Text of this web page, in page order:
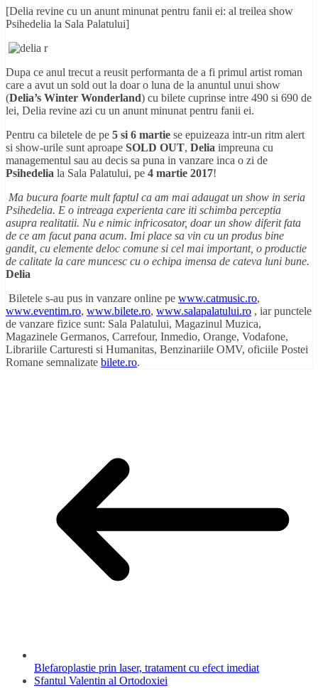
[Delia revine cu un anunt minunat pentru fanii ei: al treilea show
Psihedelia la Sala Palatului]
Dupa ce anul trecut a reusit performanta de a fi primul artist roman
care a avut un sold out la doar o luna de la anuntul unui show
(Delia’s Winter Wonderland) cu bilete cuprinse intre 490 si 690 de
lei, Delia revine azi cu un anunt minunat pentru fanii ei.
Pentru ca biletele de pe 5 si 6 martie se epuizeaza intr-un ritm alert
si show-urile sunt aproape SOLD OUT, Delia impreuna cu
managementul sau au decis sa puna in vanzare inca o zi de
Psihedelia la Sala Palatului, pe 4 martie 2017!
Ma bucura foarte mult faptul ca am mai adaugat un show in seria
Psihedelia. E o intreaga experienta care iti schimba perceptia
asupra realitatii. Nu e nimic infricosator, doar un show diferit fata
de ce am facut pana acum. Imi place sa vin cu un produs bine
gandit, cu elemente deloc comune si cel mai important, o productie
de calitate la care muncesc cu o echipa imensa de cateva luni bune.
Delia
Biletele s-au pus in vanzare online pe www.catmusic.ro,
www.eventim.ro, www.bilete.ro, www.salapalatului.ro , iar punctele
de vanzare fizice sunt: Sala Palatului, Magazinul Muzica,
Magazinele Germanos, Carrefour, Inmedio, Orange, Vodafone,
Librariile Carturesti si Humanitas, Benzinariile OMV, oficiile Postei
Romane semnalizate bilete.ro.
Blefaroplastie prin laser, tratament cu efect imediat
Sfantul Valentin al Ortodoxiei